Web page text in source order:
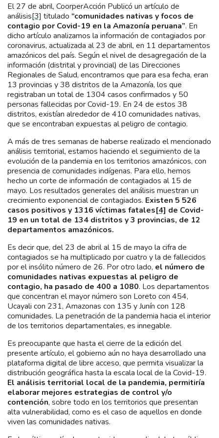
El 27 de abril, CoorperAcción Publicó un artículo de
análisis[3] titulado “comunidades nativas y focos de
contagio por Covid-19 en la Amazonía peruana”. En
dicho artículo analizamos la información de contagiados por
coronavirus, actualizada al 23 de abril, en 11 departamentos
amazónicos del país. Según el nivel de desagregación de la
información (distrital y provincial) de las Direcciones
Regionales de Salud, encontramos que para esa fecha, eran
13 provincias y 38 distritos de la Amazonía, los que
registraban un total de 1304 casos confirmados y 50
personas fallecidas por Covid-19. En 24 de estos 38
distritos, existían alrededor de 410 comunidades nativas,
que se encontraban expuestas al peligro de contagio.
A más de tres semanas de haberse realizado el mencionado
análisis territorial, estamos haciendo el seguimiento de la
evolución de la pandemia en los territorios amazónicos, con
presencia de comunidades indígenas. Para ello, hemos
hecho un corte de información de contagiados al 15 de
mayo. Los resultados generales del análisis muestran un
crecimiento exponencial de contagiados. Existen 5 526
casos positivos y 1316 víctimas fatales[4] de Covid-
19 en un total de 134 distritos y 3 provincias, de 12
departamentos amazónicos.
Es decir que, del 23 de abril al 15 de mayo la cifra de
contagiados se ha multiplicado por cuatro y la de fallecidos
por el insólito número de 26. Por otro lado, el número de
comunidades nativas expuestas al peligro de
contagio, ha pasado de 400 a 1080. Los departamentos
que concentran el mayor número son Loreto con 454,
Ucayali con 231, Amazonas con 135 y Junín con 128
comunidades. La penetración de la pandemia hacia el interior
de los territorios departamentales, es innegable.
Es preocupante que hasta el cierre de la edición del
presente artículo, el gobierno aún no haya desarrollado una
plataforma digital de libre acceso, que permita visualizar la
distribución geográfica hasta la escala local de la Covid-19.
El análisis territorial local de la pandemia, permitiría
elaborar mejores estrategias de control y/o
contención, sobre todo en los territorios que presentan
alta vulnerabilidad, como es el caso de aquellos en donde
viven las comunidades nativas.